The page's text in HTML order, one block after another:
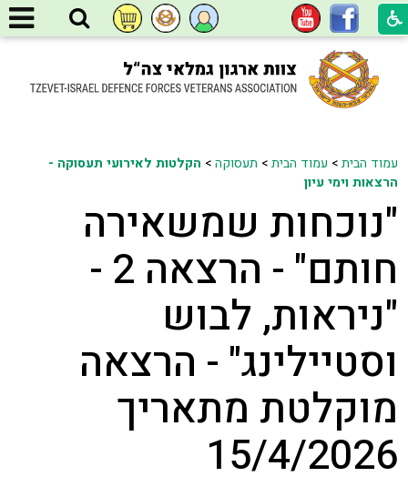
עמוד הבית> עמוד הבית> תעסוקה> הקלטות לאירועי תעסוקה -
הרצאות וימי עיון
"נוכחות שמשאירה
חותם" - הרצאה 2 -
"ניראות, לבוש
וסטיילינג" - הרצאה
מוקלטת מתאריך
15/4/2026